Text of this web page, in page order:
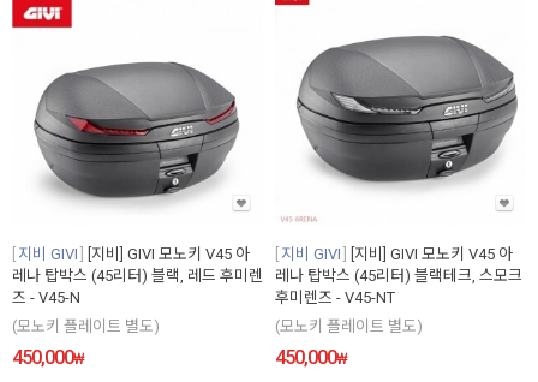
지비 GIVI
[지비] GIVI 모노키 V45 아
레나 탑박스 (45리터) 블랙, 레드 후미렌
즈 - V45-N
(모노키 플레이트 별도)
450,000₩
지비 GIVI
[지비] GIVI 모노키 V45 아
레나 탑박스 (45리터) 블랙테크, 스모크
후미렌즈 - V45-NT
(모노키 플레이트 별도)
450,000₩